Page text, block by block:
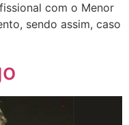
com o Menor
sendo assim, caso